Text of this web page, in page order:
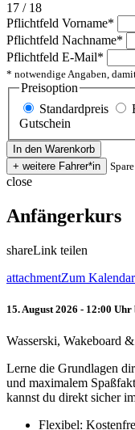
17 / 18
Pflichtfeld Vorname*
Pflichtfeld Nachname*
Pflichtfeld E-Mail*
* notwendige Angaben,
Preisoption
Standardpreis
Gutschein
close
Anfängerkurs
shareLink teilen
attachmentZum
15. August 2026 - 12:00
Wasserski, Wakeboard
Lerne die Grundlagen
und maximalem
kannst du direkt sicher
Flexibel: